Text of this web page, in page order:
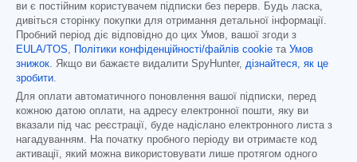
ви є постійним користувачем підписки без перерв. Будь ласка,
дивіться сторінку покупки для отримання детальної інформації.
Пробний період діє відповідно до цих Умов, вашої згоди з
EULA/TOS, Політики конфіденційності/файлів cookie та Умов
знижок. Якщо ви бажаєте видалити SpyHunter, дізнайтеся, як це
зробити.
Для оплати автоматичного поновлення вашої підписки, перед
кожною датою оплати, на адресу електронної пошти, яку ви
вказали під час реєстрації, буде надіслано електронного листа з
нагадуванням. На початку пробного періоду ви отримаєте код
активації, який можна використовувати лише протягом одного